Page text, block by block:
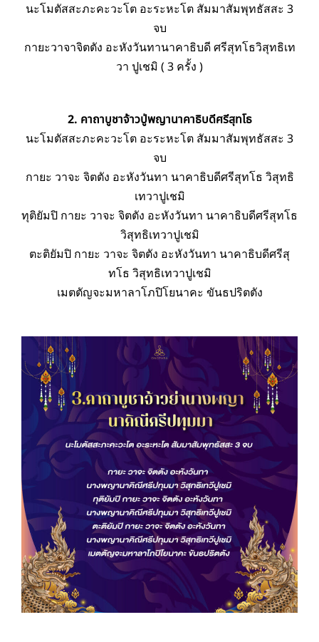
นะโมตัสสะภะคะวะโต อะระหะโต สัมมาสัมพุทธัสสะ 3
จบ
กายะวาจาจิตตัง อะหังวันทานาคาธิบดี ศรีสุทโธวิสุทธิเท
วา ปูเชมิ ( 3 ครั้ง )
2. คาถาบูชาจ้าวปู่พญานาคาธิบดีศรีสุทโธ
นะโมตัสสะภะคะวะโต อะระหะโต สัมมาสัมพุทธัสสะ 3
จบ
กายะ วาจะ จิตตัง อะหังวันทา นาคาธิบดีศรีสุทโธ วิสุทธิ
เทวาปูเชมิ
ทุติยัมปิ กายะ วาจะ จิตตัง อะหังวันทา นาคาธิบดีศรีสุทโธ
วิสุทธิเทวาปูเชมิ
ตะติยัมปิ กายะ วาจะ จิตตัง อะหังวันทา นาคาธิบดีศรีสุ
ทโธ วิสุทธิเทวาปูเชมิ
เมตตัญจะมหาลาโภปิโยนาคะ ขันธปริตตัง